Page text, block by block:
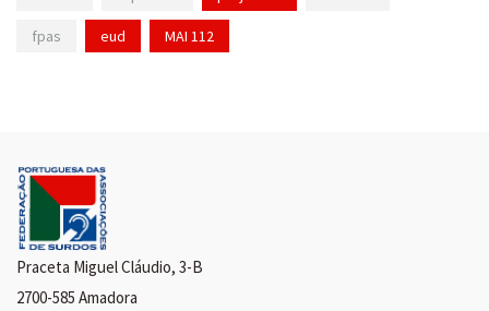
fpas eud MAI 112
Praceta Miguel Cláudio, 3-B
2700-585 Amadora